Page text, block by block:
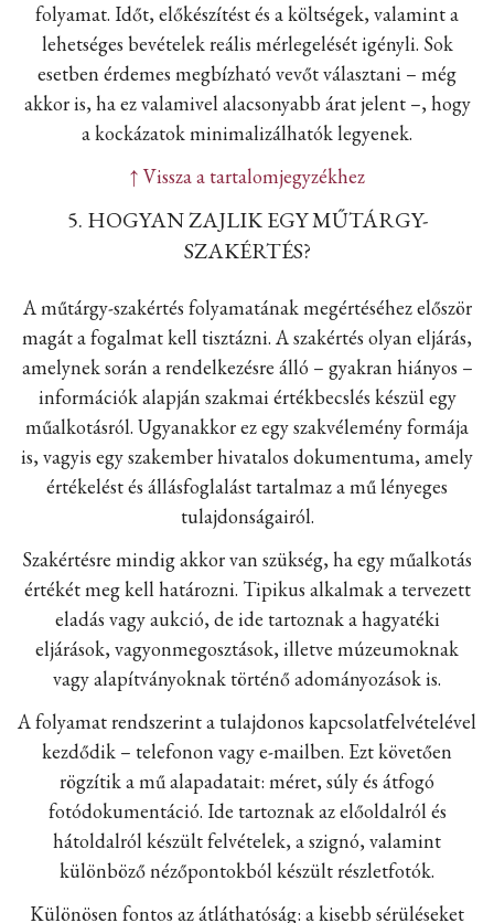
folyamat. Időt, előkészítést és a költségek, valamint a
lehetséges bevételek reális mérlegelését igényli. Sok
esetben érdemes megbízható vevőt választani – még
akkor is, ha ez valamivel alacsonyabb árat jelent –, hogy
a kockázatok minimalizálhatók legyenek.
↑ Vissza a tartalomjegyzékhez
5. HOGYAN ZAJLIK EGY MŰTÁRGY-
SZAKÉRTÉS?
A műtárgy-szakértés folyamatának megértéséhez először
magát a fogalmat kell tisztázni. A szakértés olyan eljárás,
amelynek során a rendelkezésre álló – gyakran hiányos –
információk alapján szakmai értékbecslés készül egy
műalkotásról. Ugyanakkor ez egy szakvélemény formája
is, vagyis egy szakember hivatalos dokumentuma, amely
értékelést és állásfoglalást tartalmaz a mű lényeges
tulajdonságairól.
Szakértésre mindig akkor van szükség, ha egy műalkotás
értékét meg kell határozni. Tipikus alkalmak a tervezett
eladás vagy aukció, de ide tartoznak a hagyatéki
eljárások, vagyonmegosztások, illetve múzeumoknak
vagy alapítványoknak történő adományozások is.
A folyamat rendszerint a tulajdonos kapcsolatfelvételével
kezdődik – telefonon vagy e-mailben. Ezt követően
rögzítik a mű alapadatait: méret, súly és átfogó
fotódokumentáció. Ide tartoznak az előoldalról és
hátoldalról készült felvételek, a szignó, valamint
különböző nézőpontokból készült részletfotók.
Különösen fontos az átláthatóság: a kisebb sérüléseket